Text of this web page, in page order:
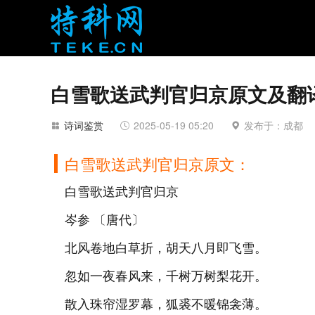
白雪歌送武判官归京原文及翻
诗词鉴赏 2025-05-19 05:20 发布于：成都
白雪歌送武判官归京原文：
白雪歌送武判官归京
岑参 〔唐代〕
北风卷地白草折，胡天八月即飞雪。
忽如一夜春风来，千树万树梨花开。
散入珠帘湿罗幕，狐裘不暖锦衾薄。